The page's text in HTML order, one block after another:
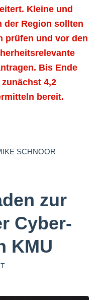
Kleine und
der Region sollten
prüfen und vor den
Bis Ende
4,2
bereit.
SCHNOOR
zur
Cyber-
KMU